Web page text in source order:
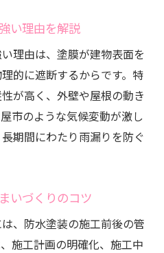
い理由を解説
理由は、塗膜が建物表面を
的に遮断するからです。特
が高く、外壁や屋根の動き
市のような気候変動が激し
期間にわたり雨漏りを防ぐ
いづくりのコツ
、防水塗装の施工前後の管
施工計画の明確化、施工中